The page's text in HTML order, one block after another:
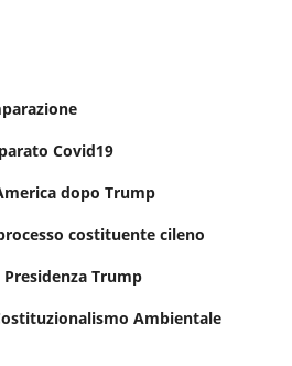
Covid19
dopo Trump
costituente cileno
Trump
Ambientale